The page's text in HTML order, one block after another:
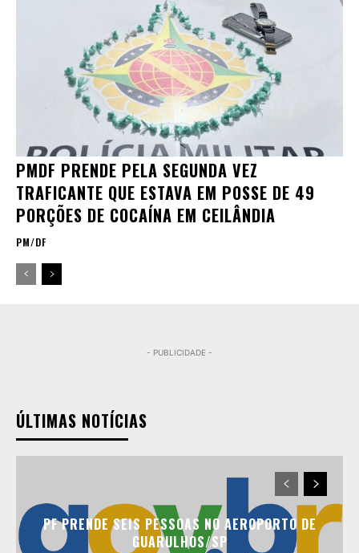
PMDF PRENDE PELA SEGUNDA VEZ
TRAFICANTE QUE ESTAVA EM POSSE DE 49
PORÇÕES DE COCAÍNA EM CEILÂNDIA
PM/DF
- PUBLICIDADE -
ÚLTIMAS NOTÍCIAS
PF PRENDE SEIS PESSOAS NO AEROPORTO DE
GUARULHOS/SP